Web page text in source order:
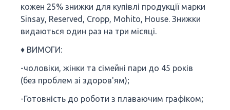
кожен 25% знижки для купівлі продукції марки
Sinsay, Reserved, Cropp, Mohito, House. Знижки
видаються один раз на три місяці.
♦️ ВИМОГИ:
-чоловіки, жінки та сімейні пари до 45 років
(без проблем зі здоров'ям);
-Готовність до роботи з плаваючим графіком;